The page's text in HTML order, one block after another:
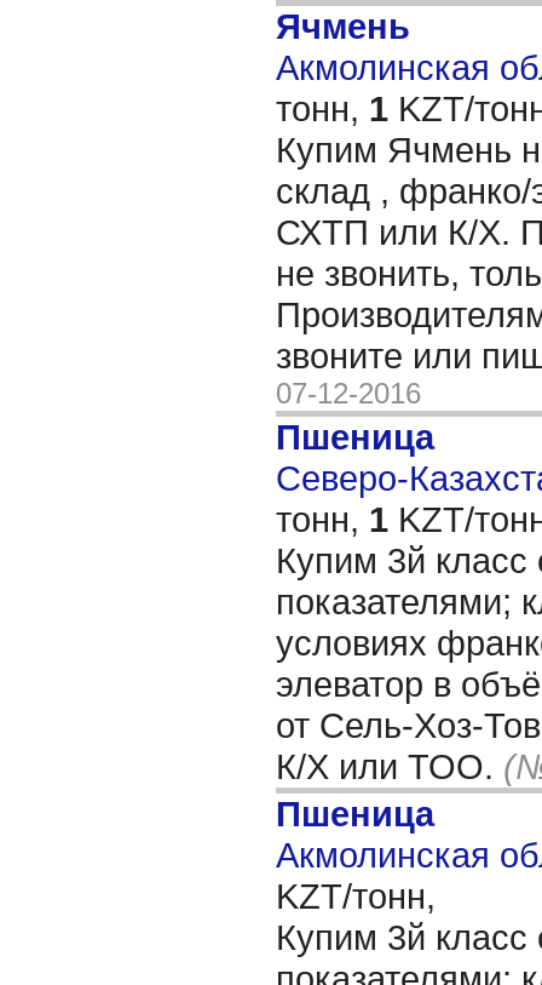
Ячмень
Акмолинская
тонн, 1 KZT/
Купим Ячмень
склад ,
СХТП или К/Х.
не звонить,
звоните или
07-12-2016
Пшеница
Северо-
тонн, 1 KZT/
Купим 3й класс
показателями;
условиях
элеватор в
от Сель-Хоз-
К/Х или ТОО.
Пшеница
Акмолинская
KZT/тонн,
Купим 3й класс